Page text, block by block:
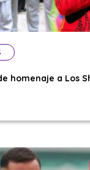
homenaje a Los